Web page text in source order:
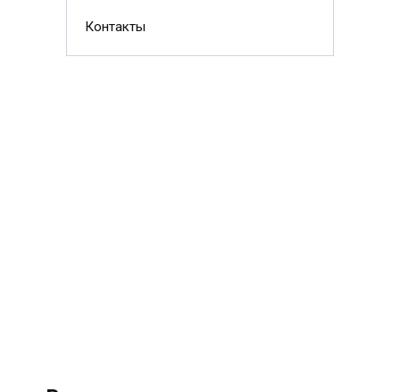
Контакты